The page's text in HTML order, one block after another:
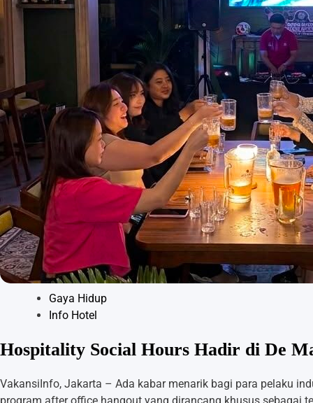
Gaya Hidup
Info Hotel
Hospitality Social Hours Hadir di De
VakansiInfo, Jakarta – Ada kabar menarik bagi para pelaku